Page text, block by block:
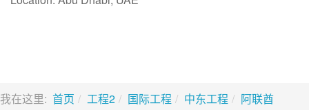
我在这里: 首页 工程2 国际工程 中东工程
阿联酋